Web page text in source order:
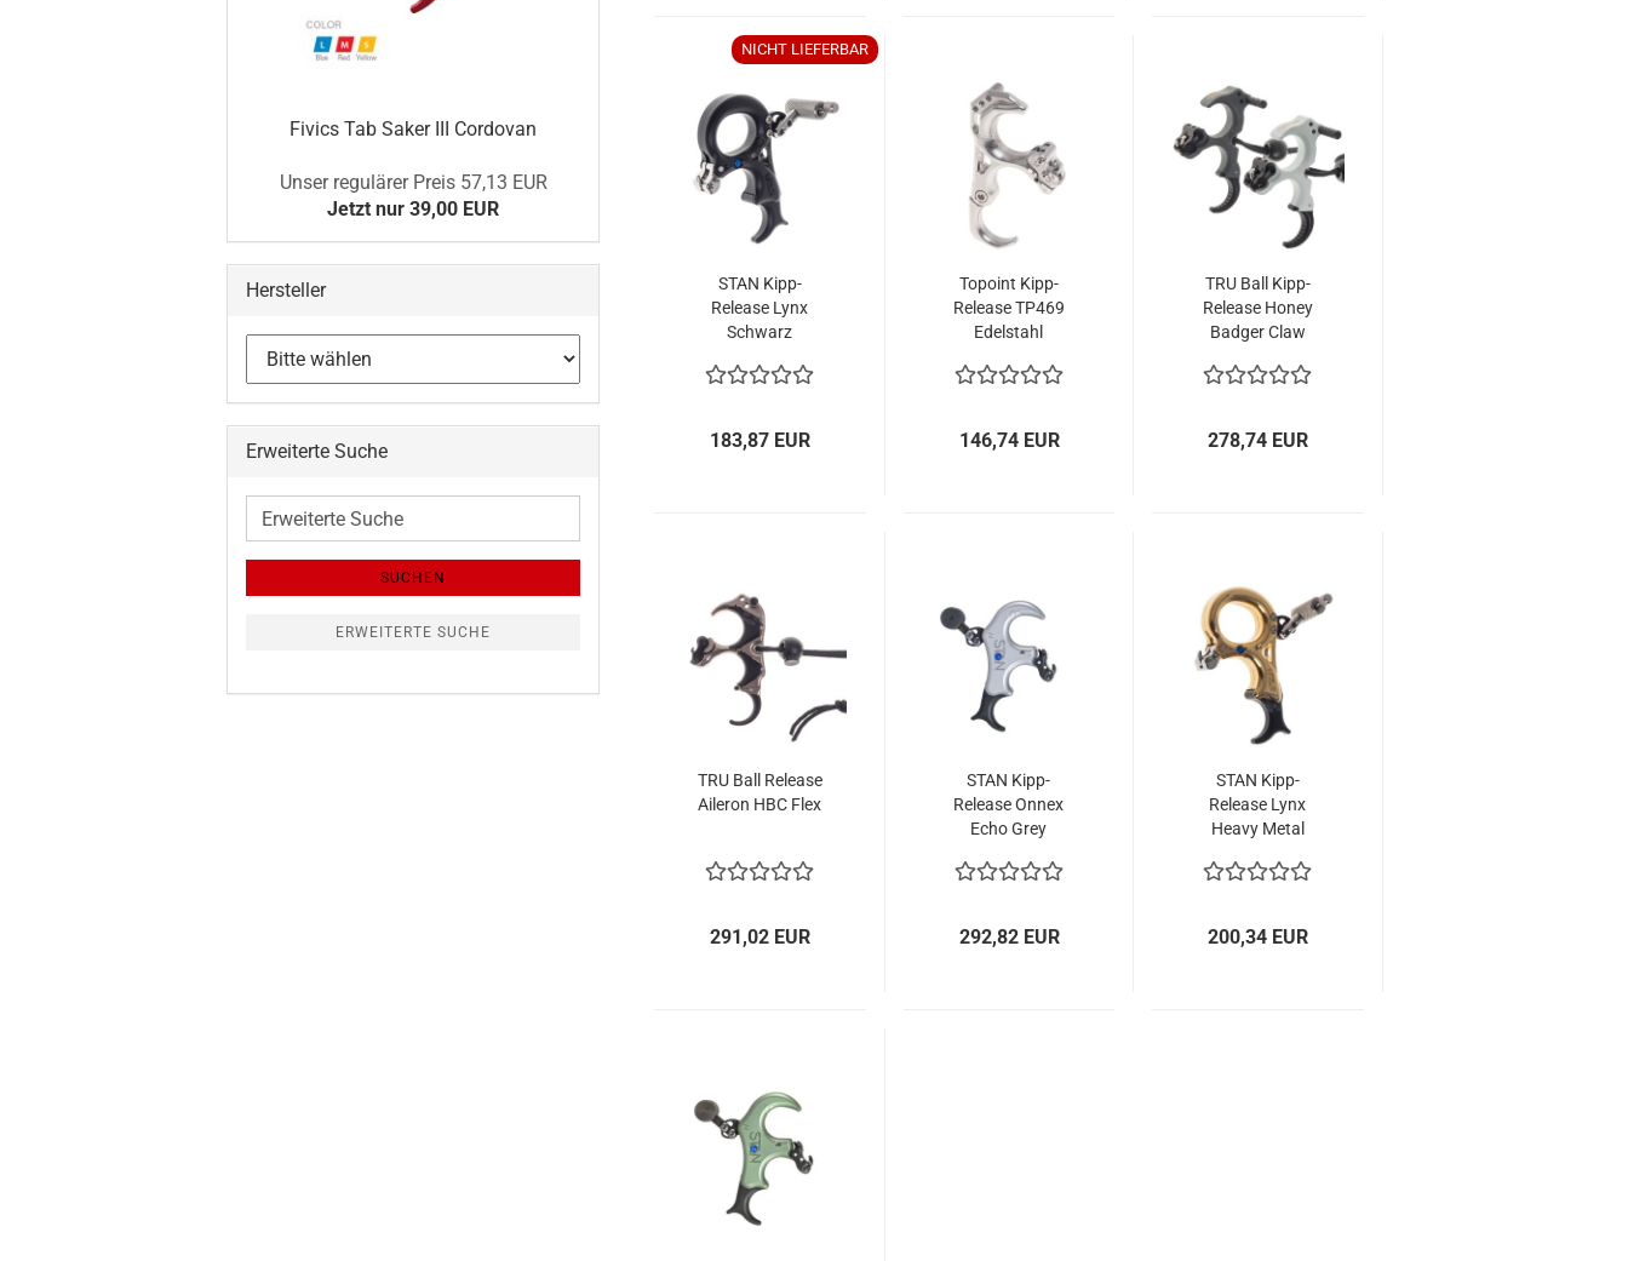
NICHT LIEFERBAR
STAN Kipp-
Release Lynx
Schwarz
183,87 EUR
Topoint Kipp-
Release TP469
Edelstahl
146,74 EUR
TRU Ball Kipp-
Release Honey
Badger Claw
278,74 EUR
TRU Ball Release
Aileron HBC Flex
291,02 EUR
STAN Kipp-
Release Onnex
Echo Grey
292,82 EUR
STAN Kipp-
Release Lynx
Heavy Metal
200,34 EUR
Fivics Tab Saker III Cordovan
Unser regulärer Preis 57,13 EUR
Jetzt nur 39,00 EUR
Hersteller
Erweiterte Suche
Erweiterte
SUCHEN
ERWEITERTE SUCHE